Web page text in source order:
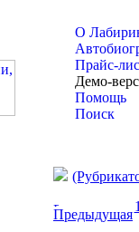
О
Прайс-
Демо-
Помощь
Поиск
Предыдущая